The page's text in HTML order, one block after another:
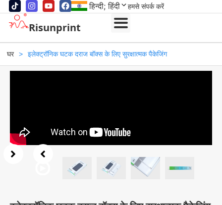
हिन्दी; हिंदी हमसे संपर्क करें
Risunprint
घर > इलेक्ट्रॉनिक घटक दराज बॉक्स के लिए सुरक्षात्मक पैकेजिंग